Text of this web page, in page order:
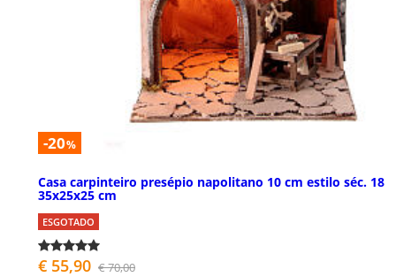
-20%
Casa carpinteiro presépio napolitano 10 cm estilo séc. 18
35x25x25 cm
ESGOTADO
€ 55,90 € 70,00